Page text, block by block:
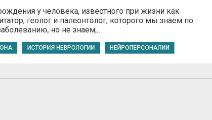
у человека, известного при жизни как
геолог и палеонтолог, которого мы знаем по
но не знаем,…
ИСТОРИЯ НЕВРОЛОГИИ НЕЙРОПЕРСОНАЛИИ